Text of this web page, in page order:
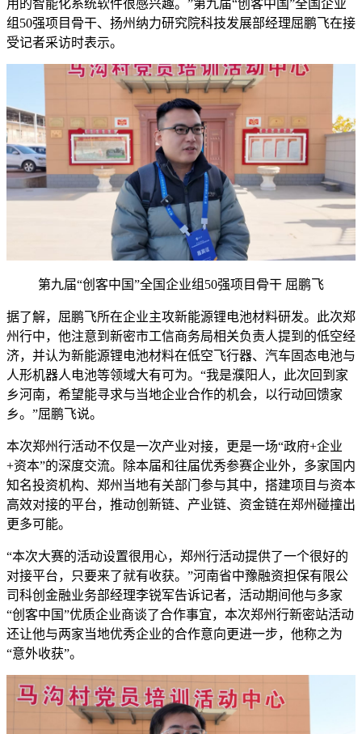
用的智能化系统软件很感兴趣。”第九届“创客中国”全国企业
组50强项目骨干、扬州纳力研究院科技发展部经理屈鹏飞在接
受记者采访时表示。
第九届“创客中国”全国企业组50强项目骨干 屈鹏飞
据了解，屈鹏飞所在企业主攻新能源锂电池材料研发。此次郑
州行中，他注意到新密市工信商务局相关负责人提到的低空经
济，并认为新能源锂电池材料在低空飞行器、汽车固态电池与
人形机器人电池等领域大有可为。“我是濮阳人，此次回到家
乡河南，希望能寻求与当地企业合作的机会，以行动回馈家
乡。”屈鹏飞说。
本次郑州行活动不仅是一次产业对接，更是一场“政府+企业
+资本”的深度交流。除本届和往届优秀参赛企业外，多家国内
知名投资机构、郑州当地有关部门参与其中，搭建项目与资本
高效对接的平台，推动创新链、产业链、资金链在郑州碰撞出
更多可能。
“本次大赛的活动设置很用心，郑州行活动提供了一个很好的
对接平台，只要来了就有收获。”河南省中豫融资担保有限公
司科创金融业务部经理李锐军告诉记者，活动期间他与多家
“创客中国”优质企业商谈了合作事宜，本次郑州行新密站活动
还让他与两家当地优秀企业的合作意向更进一步，他称之为
“意外收获”。